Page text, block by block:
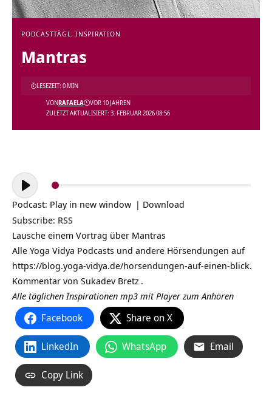
PODCASTTÄGL. INSPIRATION
Mantras
ZULETZT AKTUALISIERT: 3. FEBRUAR 2026 08:56
VONRAFAELA VOR 10 JAHREN
LESEZEIT: 0 MIN
Audio-
Player
Podcast: Play in new window | Download
Subscribe: RSS
Lausche einem Vortrag über Mantras
Alle Yoga Vidya Podcasts und andere Hörsendungen auf
https://blog.yoga-vidya.de/horsendungen-auf-einen-blick.
Kommentar von Sukadev Bretz .
Alle täglichen Inspirationen mp3 mit Player zum Anhören
Facebook Share on X
LinkedIn WhatsApp Email
Copy Link